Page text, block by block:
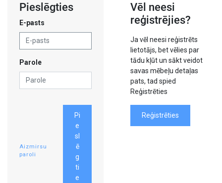
Pieslēgties
E-pasts
Parole
Aizmirsu
paroli
Pi
e
sl
ē
g
ti
e
Vēl neesi
reģistrējies?
Ja vēl neesi reģistrēts
lietotājs, bet vēlies par
tādu kļūt un sākt veidot
savas mēbeļu detaļas
pats, tad spied
Reģistrēties
Reģistrēties